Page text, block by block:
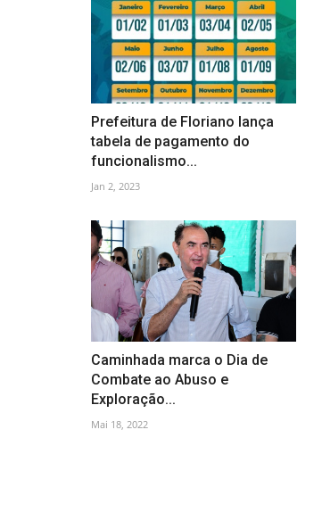
Prefeitura de Floriano lança
tabela de pagamento do
funcionalismo...
Jan 2, 2023
Caminhada marca o Dia de
Combate ao Abuso e
Exploração...
Mai 18, 2022